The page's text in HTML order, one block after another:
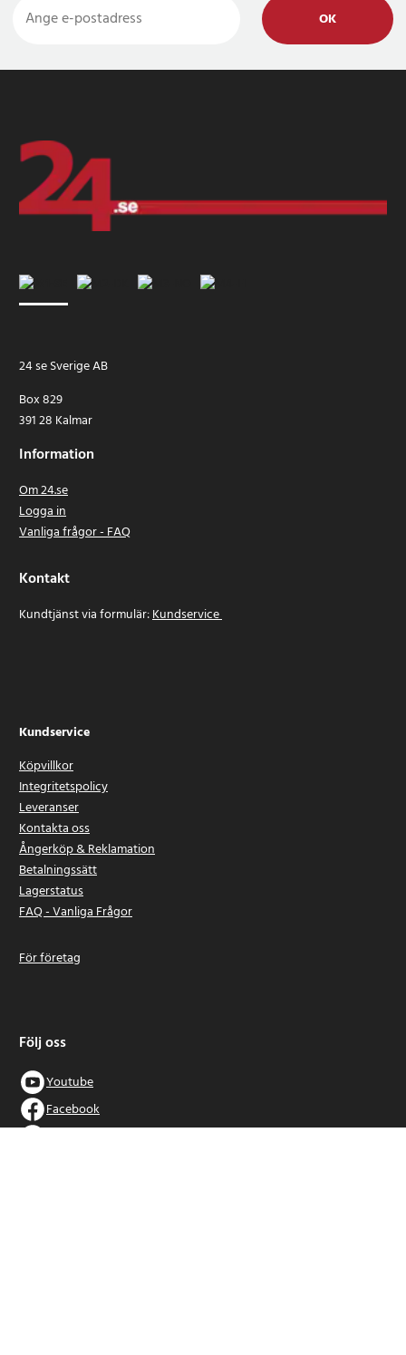
OK
24 se Sverige AB
Box 829
391 28 Kalmar
Information
Om 24.se
Logga in
Vanliga frågor - FAQ
Kontakt
Kundtjänst via formulär:Kundservice
Kundservice
Köpvillkor
Integritetspolicy
Leveranser
Kontakta oss
Ångerköp & Reklamation
Betalningssätt
Lagerstatus
FAQ - Vanliga Frågor
För företag
Följ oss
Youtube
Facebook